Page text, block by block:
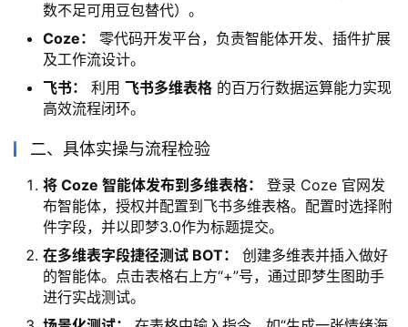
数不足可用豆包替代）。
Coze：
零代码开发平台，负责智能体开发、插件扩展
及工作流设计。
飞书：
利用 飞书多维表格 的百万行数据运算能力实现
高效流程闭环。
二、具体实操与流程检验
将 Coze 智能体发布到多维表格：
登录 Coze 官网发
布智能体，授权并配置到飞书多维表格。配置时选择附
件字段，并以即梦3.0作为标题提交。
在多维表字段捷径测试 BOT：
创建多维表并插入做好
的智能体。点击表格右上方“+”号，通过即梦生图助手
进行实战测试。